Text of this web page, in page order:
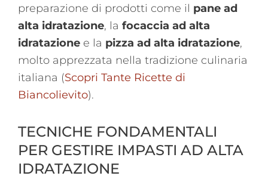
preparazione di prodotti come il pane ad
alta idratazione, la focaccia ad alta
idratazione e la pizza ad alta idratazione,
molto apprezzata nella tradizione culinaria
italiana​ (Scopri Tante Ricette di
Biancolievito).
TECNICHE FONDAMENTALI
PER GESTIRE IMPASTI AD ALTA
IDRATAZIONE